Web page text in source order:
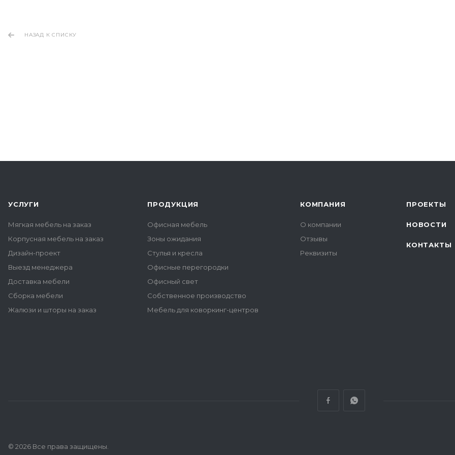
НАЗАД К СПИСКУ
УСЛУГИ
Мягкая мебель на заказ
Корпусная мебель на заказ
Дизайн-проект
Выезд менеджера
Доставка мебели
Сборка мебели
Жалюзи и шторы на заказ
ПРОДУКЦИЯ
Офисная мебель
Зоны ожидания
Стулья и кресла
Офисные перегородки
Офисный свет
Собственное производство
Мебель для коворкинг-центров
КОМПАНИЯ
О компании
Отзывы
Реквизиты
ПРОЕКТЫ
НОВОСТИ
КОНТАКТЫ
© 2026 Все права защищены.